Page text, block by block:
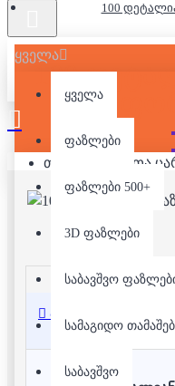
ყველა
ყველა
ფაზლები
ფაზლები 500+
3D ფაზლები
საბავშვო
სამაგიდო
საბავშვო
თქვენი კალათა
100
100
აღწერა